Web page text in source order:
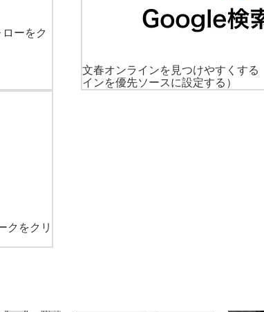
ーをク
文春オンラインを見つけやすくする
インを優先ソースに設定する）
クをクリ